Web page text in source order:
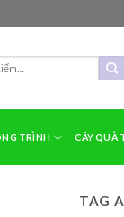
TRÌNH CÂY QUÀ
TAG